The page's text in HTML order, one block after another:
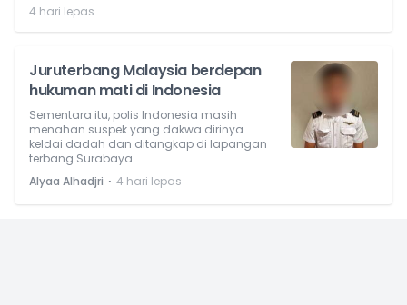
4 hari lepas
Juruterbang Malaysia berdepan
hukuman mati di Indonesia
Sementara itu, polis Indonesia masih
menahan suspek yang dakwa dirinya
keldai dadah dan ditangkap di lapangan
terbang Surabaya.
Alyaa Alhadjri ⋅ 4 hari lepas